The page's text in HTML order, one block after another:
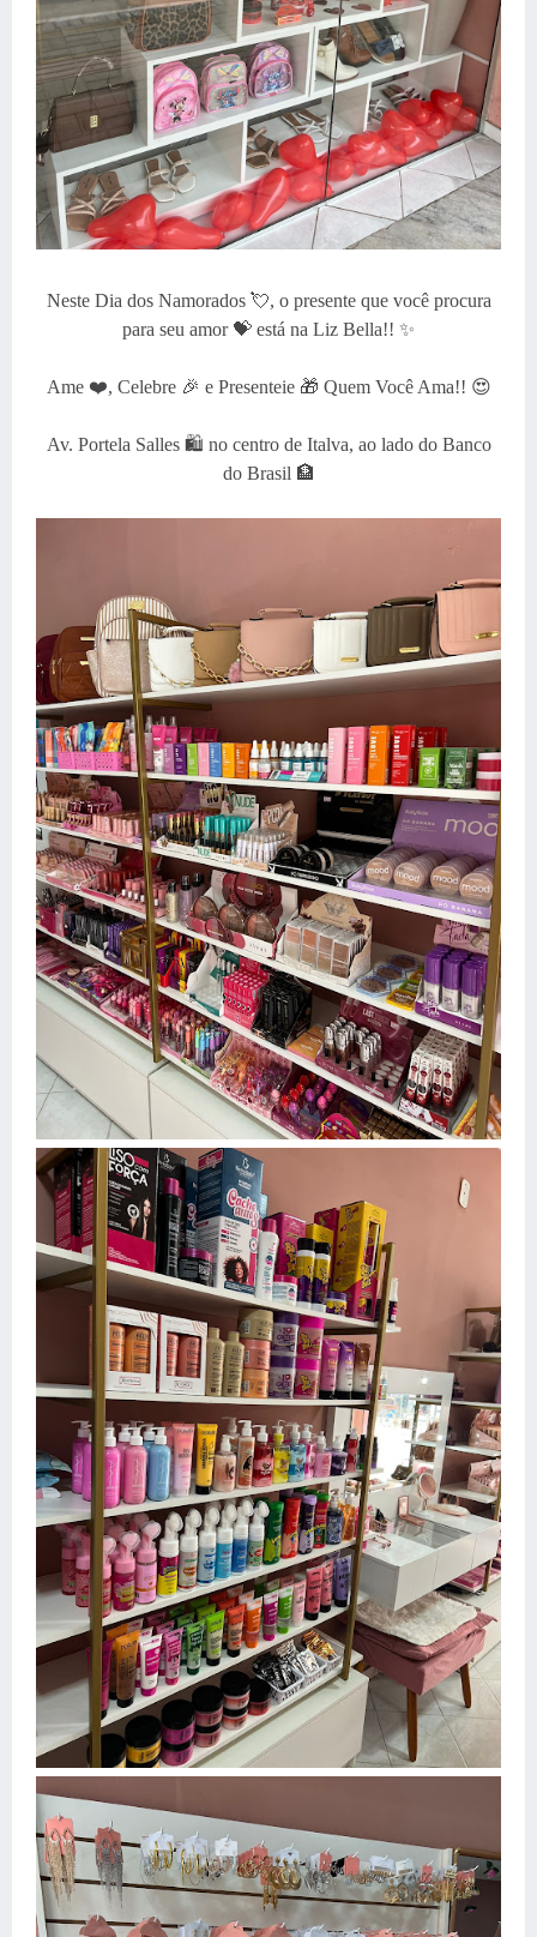
Neste Dia dos Namorados 💘, o presente que você procura
para seu amor 💝 está na Liz Bella!! ✨
Ame ❤️, Celebre 🎉 e Presenteie 🎁 Quem Você Ama!! 😍
Av. Portela Salles 🛍️ no centro de Italva, ao lado do Banco
do Brasil 🏦